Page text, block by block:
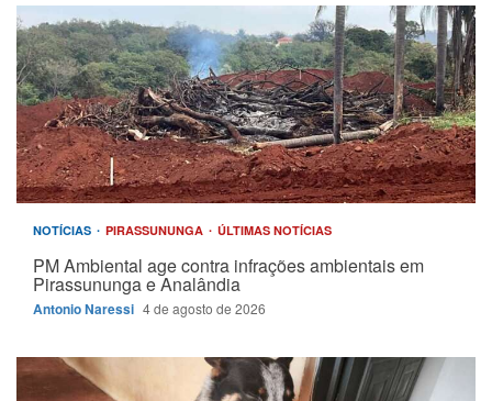
NOTÍCIAS PIRASSUNUNGA ÚLTIMAS NOTÍCIAS
PM Ambiental age contra infrações ambientais em
Pirassununga e Analândia
Antonio Naressi 4 de agosto de 2026